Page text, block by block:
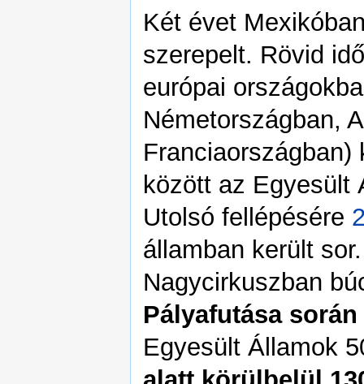
Két évet
szerepelt. Rövid
európai
Németországban,
között az Egyesült
Utolsó fellépésére
államban került
Nagycirkuszban
Pályafutása
Egyesült Államok